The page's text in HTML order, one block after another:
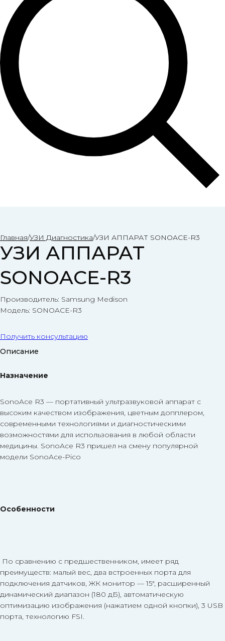
Главная/УЗИ Диагностика/УЗИ АППАРАТ SONOACE-R3
УЗИ АППАРАТ
SONOACE-R3
Производитель: Samsung Medison
Модель: SONOACE-R3
Получить консультацию
Описание
Назначение
SonoAce R3 — портативный ультразвуковой аппарат с
высоким качеством изображения, цветным допплером,
современными технологиями и диагностическими
возможностями для использования в любой области
медицины. SonoAce R3 пришел на смену популярной
модели SonoAce-Pico
Особенности
По сравнению с предшественником, имеет ряд
преимуществ: малый вес, два встроенных порта для
подключения датчиков, ЖК монитор — 15″, расширенный
динамический диапазон (180 дБ), автоматическую
оптимизацию изображения (нажатием одной кнопки), 3 USB
порта, технологию FSI.